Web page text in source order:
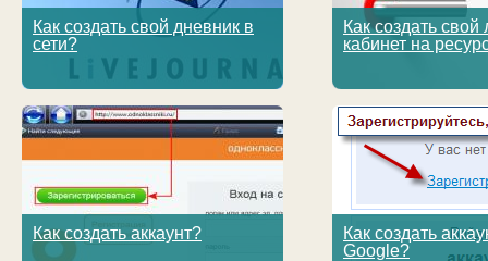
Как создать свой дневник в
сети?
Как создать
кабинет на
Как создать аккаунт?
Как создать
Google?